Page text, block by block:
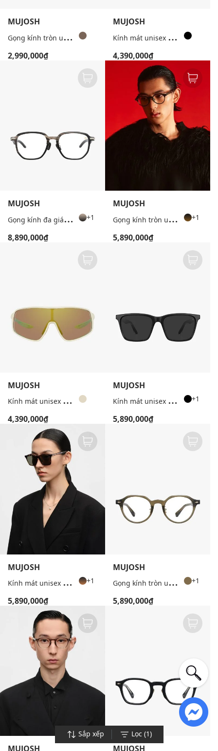
Sắp xếp Lọc (1)
MUJOSH
G
ọng kính tròn unisex bản vừa
2,990,000₫
MUJOSH
K
ính mát unisex gọng chữ nhật Wake Up
4,390,000₫
MUJOSH
G
ọng kính đa giác unisex thời thượng +1
8,890,000₫
MUJOSH
G
ọng kính tròn unisex bản vừa +1
5,890,000₫
MUJOSH
K
ính mát unisex gọng chữ nhật Wake Up
4,390,000₫
MUJOSH
K
ính mát unisex gọng vuông chạm khắc +1
5,890,000₫
MUJOSH
K
ính mát unisex gọng vuông chạm khắc +1
5,890,000₫
MUJOSH
G
ọng kính tròn unisex bản vừa +1
5,890,000₫
MUJOSH MUJOSH